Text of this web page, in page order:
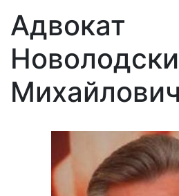
Адвокат
Михайлович